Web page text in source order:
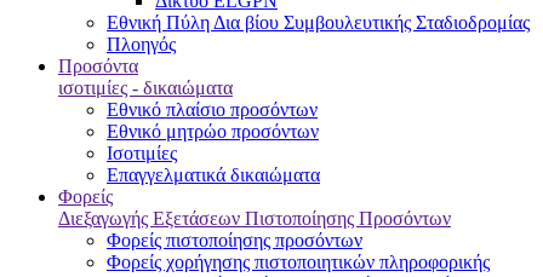
Εθνική Πύλη Δια βίου Συμβουλευτικής Σταδιοδρομίας
Πλοηγός
Προσόντα
ισοτιμίες - δικαιώματα
Εθνικό πλαίσιο προσόντων
Εθνικό μητρώο προσόντων
Ισοτιμίες
Επαγγελματικά δικαιώματα
Φορείς
Διεξαγωγής Εξετάσεων Πιστοποίησης Προσόντων
Φορείς πιστοποίησης προσόντων
Φορείς χορήγησης πιστοποιητικών πληροφορικής